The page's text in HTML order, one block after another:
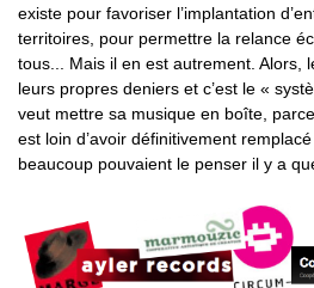
existe pour favoriser l’implantation
territoires, pour permettre la relance
tous... Mais il en est autrement. Alors,
leurs propres deniers et c’est le «
veut mettre sa musique en boîte,
est loin d’avoir définitivement
beaucoup pouvaient le penser il y a